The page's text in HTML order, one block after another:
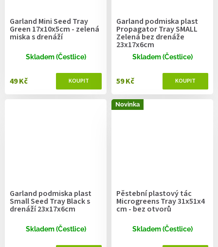
Garland Mini Seed Tray
Green 17x10x5cm - zelená
miska s drenáží
Skladem (Čestlice)
49 Kč
Garland podmiska plast
Propagator Tray SMALL
Zelená bez drenáže
23x17x6cm
Skladem (Čestlice)
59 Kč
Garland podmiska plast
Small Seed Tray Black s
drenáží 23x17x6cm
Skladem (Čestlice)
Novinka
Pěstební plastový tác
Microgreens Tray 31x51x4
cm - bez otvorů
Skladem (Čestlice)